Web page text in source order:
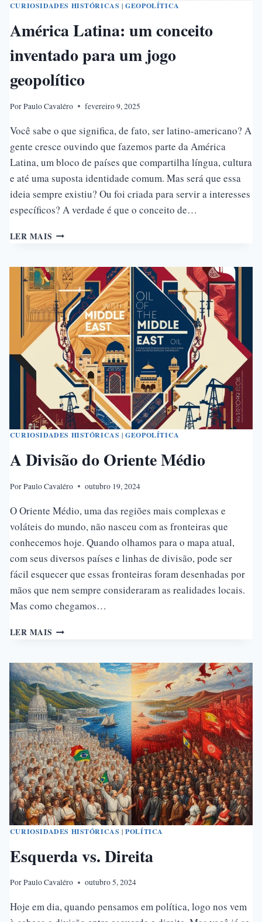
CURIOSIDADES HISTÓRICAS |GEOPOLÍTICA
América Latina: um conceito
inventado para um jogo
geopolítico
PorPaulo Cavaléro fevereiro 9, 2025
Você sabe o que significa, de fato, ser latino-americano? A
gente cresce ouvindo que fazemos parte da América
Latina, um bloco de países que compartilha língua, cultura
e até uma suposta identidade comum. Mas será que essa
ideia sempre existiu? Ou foi criada para servir a interesses
específicos? A verdade é que o conceito de…
LER MAIS AMÉRICA
CONCEITO
INVENTADO
PARA
UM
JOGO
GEOPOLÍTICO
CURIOSIDADES HISTÓRICAS |GEOPOLÍTICA
A Divisão do Oriente Médio
PorPaulo Cavaléro outubro 19, 2024
O Oriente Médio, uma das regiões mais complexas e
voláteis do mundo, não nasceu com as fronteiras que
conhecemos hoje. Quando olhamos para o mapa atual,
com seus diversos países e linhas de divisão, pode ser
fácil esquecer que essas fronteiras foram desenhadas por
mãos que nem sempre consideraram as realidades locais.
Mas como chegamos…
LER MAIS
ORIENTE
MÉDIO
CURIOSIDADES HISTÓRICAS |POLÍTICA
Esquerda vs. Direita
PorPaulo Cavaléro outubro 5, 2024
Hoje em dia, quando pensamos em política, logo nos vem